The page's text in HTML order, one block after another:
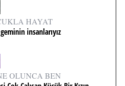
HAYAT
insanlarıyız
OLUNCA BEN